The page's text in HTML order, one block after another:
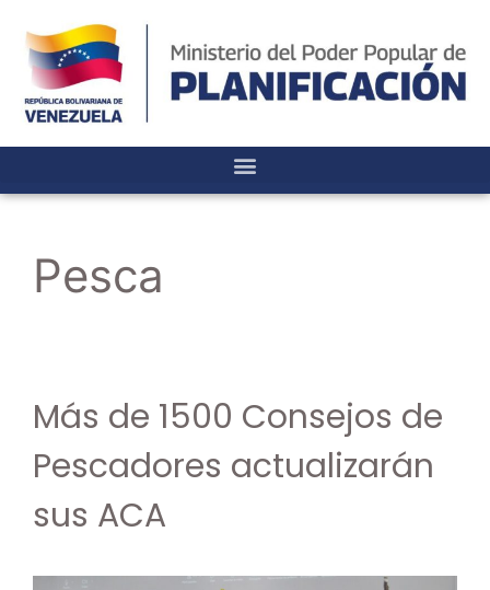
Pesca
Más de 1500 Consejos de
Pescadores actualizarán
sus ACA